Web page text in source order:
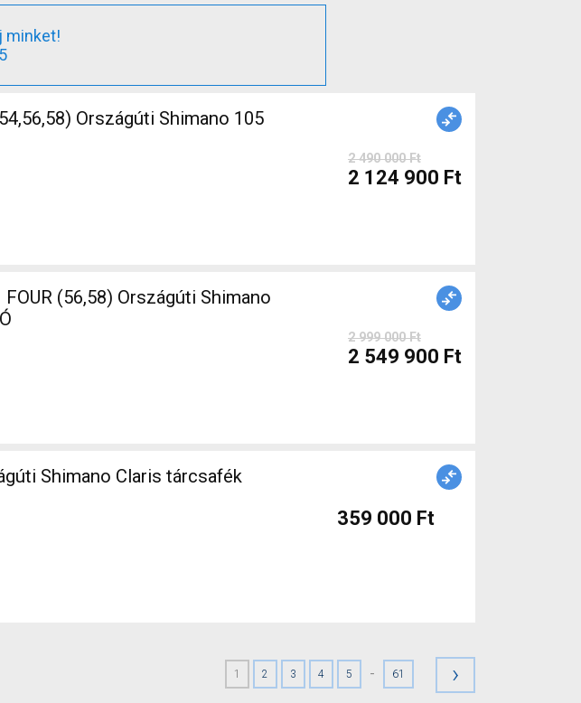
minket!
Országúti Shimano 105
2 490 000 Ft
2 124 900 Ft
(56,58) Országúti Shimano
2 999 000 Ft
2 549 900 Ft
359 000 Ft
1 2 3 4 5 - 61 ›